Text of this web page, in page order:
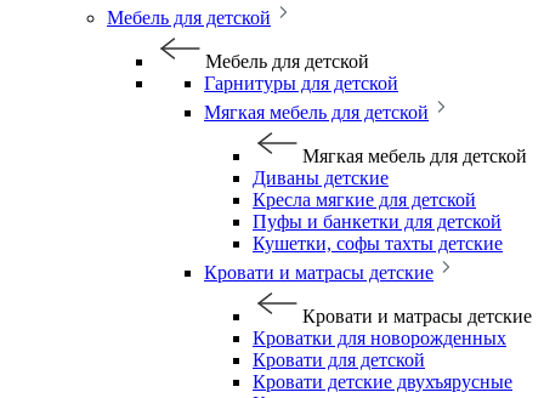
Мебель для детской
Мебель для детской
Гарнитуры для детской
Мягкая мебель для детской
Мягкая мебель для детской
Диваны детские
Кресла мягкие для детской
Пуфы и банкетки для детской
Кушетки, софы тахты детские
Кровати и матрасы детские
Кровати и матрасы детские
Кроватки для новорожденных
Кровати для детской
Кровати детские двухъярусные